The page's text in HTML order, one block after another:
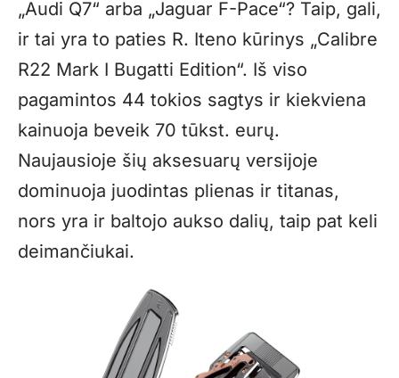
„Audi Q7“ arba „Jaguar F-Pace“? Taip, gali,
ir tai yra to paties R. Iteno kūrinys „Calibre
R22 Mark I Bugatti Edition“. Iš viso
pagamintos 44 tokios sagtys ir kiekviena
kainuoja beveik 70 tūkst. eurų.
Naujausioje šių aksesuarų versijoje
dominuoja juodintas plienas ir titanas,
nors yra ir baltojo aukso dalių, taip pat keli
deimančiukai.